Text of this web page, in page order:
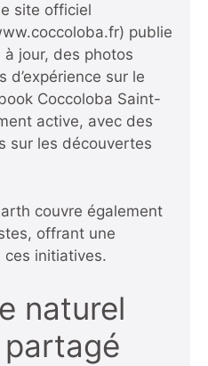
site officiel
publie
jour, des photos
sur le
Coccoloba Saint-
active, avec des
sur les découvertes
couvre également
offrant une
initiatives.
naturel